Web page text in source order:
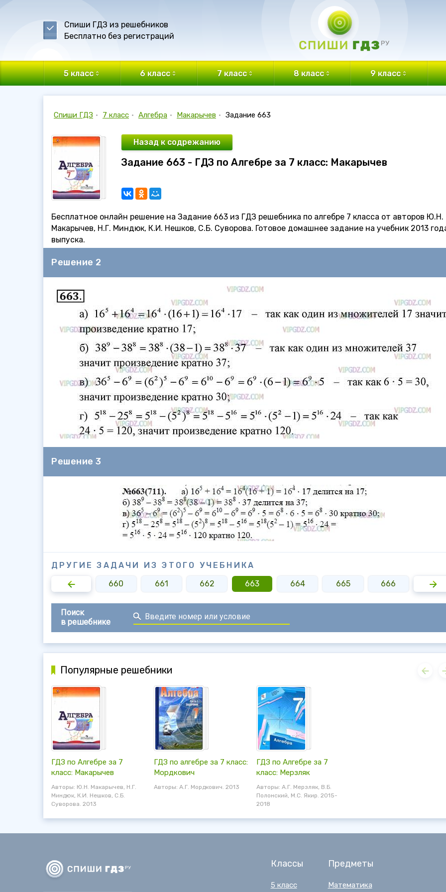
Спиши ГДЗ из решебников
Бесплатно без регистраций
5 класс 6 класс 7 класс 8 класс 9 класс
Спиши ГДЗ • 7 класс • Алгебра • Макарычев • Задание 663
Назад к содрежанию
Задание 663 - ГДЗ по Алгебре за 7 класс: Макарычев
Бесплатное онлайн решение на Задание 663 из ГДЗ решебника по алгебре 7 класса от авторов Ю.Н.
Макарычев, Н.Г. Миндюк, К.И. Нешков, С.Б. Суворова. Готовое домашнее задание на учебник 2013
выпуска.
Решение 2
Решение 3
ДРУГИЕ ЗАДАЧИ ИЗ ЭТОГО УЧЕБНИКА
659 660 661 662 663 664 665 666 667
Поиск
в решебнике
Популярные решебники
ГДЗ по Алгебре за 7
класс: Макарычев
Авторы: Ю.Н. Макарычев, Н.Г.
Миндюк, К.И. Нешков, С.Б.
Суворова. 2013
ГДЗ по алгебре за 7 класс:
Мордкович
Авторы: А.Г. Мордкович. 2013
ГДЗ по Алгебре за 7
класс: Мерзляк
Авторы: А.Г. Мерзляк, В.Б.
Полонский, М.С. Якир. 2015-
2018
Классы
5 класс
Предметы
Математика